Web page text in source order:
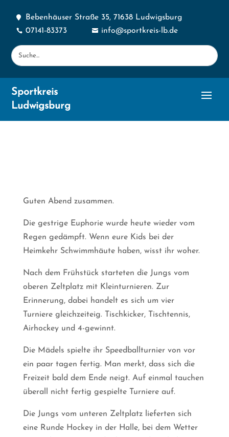
 Bebenhäuser Straße 35, 71638 Ludwigsburg
 07141-83373  info@sportkreis-lb.de
Sportkreis
Ludwigsburg
Guten Abend zusammen.
Die gestrige Euphorie wurde heute wieder vom
Regen gedämpft. Wenn eure Kids bei der
Heimkehr Schwimmhäute haben, wisst ihr woher.
Nach dem Frühstück starteten die Jungs vom
oberen Zeltplatz mit Kleinturnieren. Zur
Erinnerung, dabei handelt es sich um vier
Turniere gleichzeiteig. Tischkicker, Tischtennis,
Airhockey und 4-gewinnt.
Die Mädels spielte ihr Speedballturnier von vor
ein paar tagen fertig. Man merkt, dass sich die
Freizeit bald dem Ende neigt. Auf einmal tauchen
überall nicht fertig gespielte Turniere auf.
Die Jungs vom unteren Zeltplatz lieferten sich
eine Runde Hockey in der Halle, bei dem Wetter